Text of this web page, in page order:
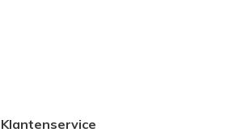
Klantenservice